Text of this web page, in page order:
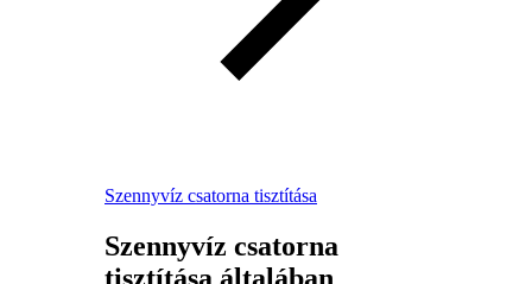
Szennyvíz csatorna tisztítása
Szennyvíz csatorna
tisztítása általában